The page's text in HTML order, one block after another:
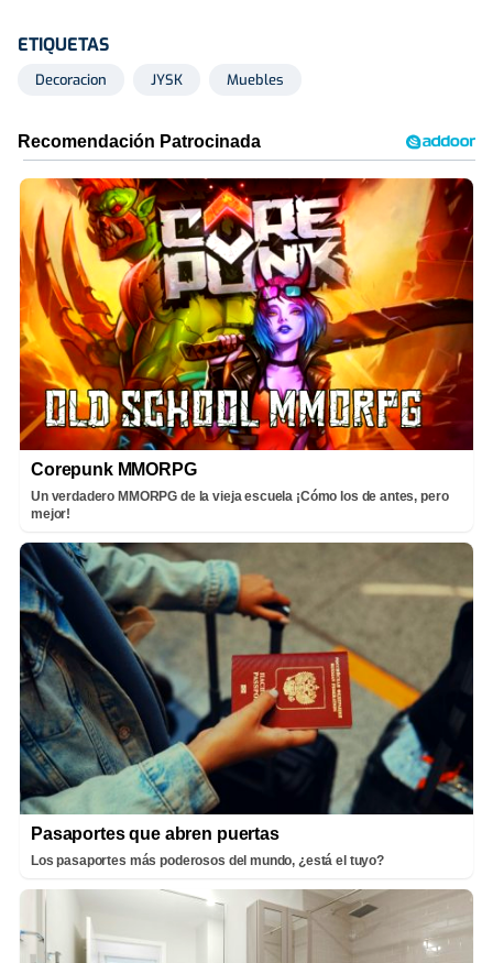
ETIQUETAS
Decoracion JYSK Muebles
Corepunk MMORPG
Un verdadero MMORPG de la vieja escuela ¡Cómo los de antes, pero
mejor!
Pasaportes que abren puertas
Los pasaportes más poderosos del mundo, ¿está el tuyo?